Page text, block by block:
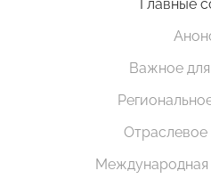
Главные
Важное
Отраслевое
Международная